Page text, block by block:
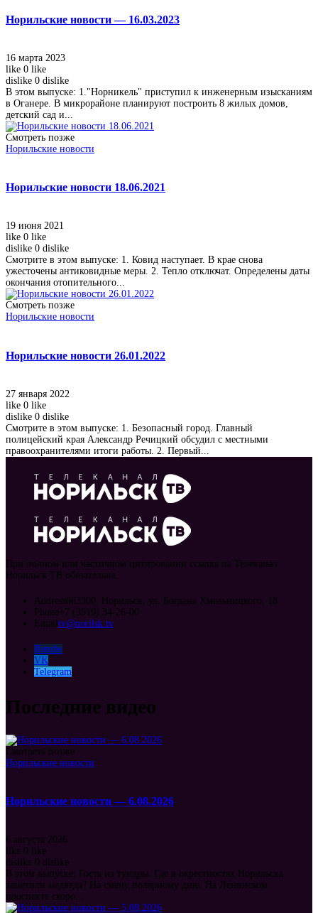
Норильские новости — 16.03.2023
16 марта 2023
like 0 like
dislike 0 dislike
В этом выпуске: 1."Норникель" приступил к инженерным изысканиям
в Оганере. В микрорайоне планируют построить 8 жилых домов,
детский сад и...
Смотреть позже
Норильские новости
Норильские новости 18.06.2021
19 июня 2021
like 0 like
dislike 0 dislike
Смотрите в этом выпуске: 1. Ковид наступает. В крае снова
ужесточены антиковидные меры. 2. Тепло отключат. Определены даты
окончания отопительного...
Смотреть позже
Норильские новости
Норильские новости 26.01.2022
27 января 2022
like 0 like
dislike 0 dislike
Смотрите в этом выпуске: 1. Безопасный город. Главный
полицейский края Александр Речицкий обсудил с местными
правоохранителями итоги работы. 2. Первый...
При полном или частичном цитировании ссылка на Телеканал
Норильск ТВ обязательна.
Address663300, Норильск, ул. Богдана Хмельницкого, 18
Phone +7 (3919) 34-26-00
Emailtv@norilsk.tv
Rutube
VK
Telegram
Последние видео
Смотреть позже
Норильские новости
Норильские новости — 6.08.2026
6 августа 2026
like
0
like
dislike
0 dislike
В этом выпуске: Гость из тундры. Где в окрестностях Норильска
заметили медведя? На смену полярному дню. На Ленинском
проспекте скоро...